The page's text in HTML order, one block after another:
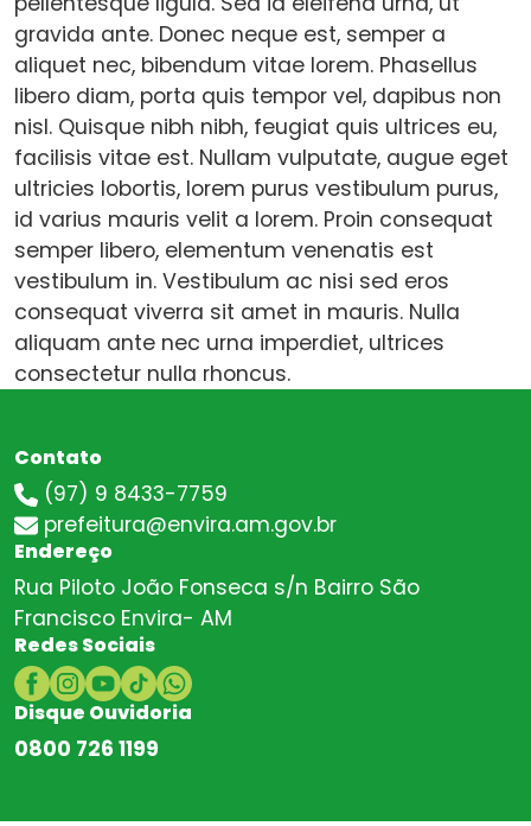
gravida ante. Donec neque est, semper a
aliquet nec, bibendum vitae lorem. Phasellus
libero diam, porta quis tempor vel, dapibus non
nisl. Quisque nibh nibh, feugiat quis ultrices eu,
facilisis vitae est. Nullam vulputate, augue eget
ultricies lobortis, lorem purus vestibulum purus,
id varius mauris velit a lorem. Proin consequat
semper libero, elementum venenatis est
vestibulum in. Vestibulum ac nisi sed eros
consequat viverra sit amet in mauris. Nulla
aliquam ante nec urna imperdiet, ultrices
consectetur nulla rhoncus.
Contato
(97) 9 8433-7759
prefeitura@envira.am.gov.br
Endereço
Rua Piloto João Fonseca s/n Bairro São
Francisco Envira- AM
Redes Sociais
Disque Ouvidoria
0800 726 1199